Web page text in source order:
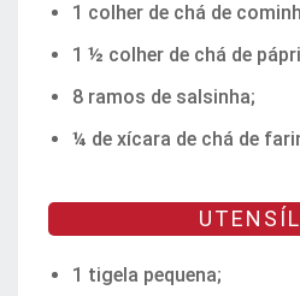
1 colher de chá de
1 ½ colher de chá de
8 ramos de salsinha;
¼ de xícara de chá de
1 tigela pequena;